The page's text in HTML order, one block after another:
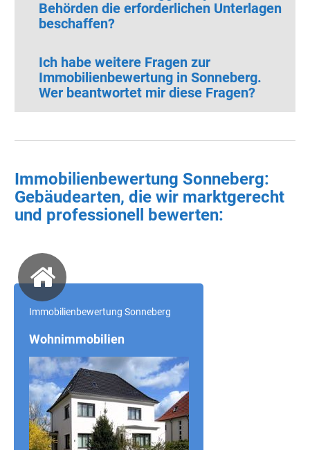
Behörden die erforderlichen Unterlagen
beschaffen?
Ich habe weitere Fragen zur
Immobilienbewertung in Sonneberg.
Wer beantwortet mir diese Fragen?
Immobilienbewertung Sonneberg:
Gebäudearten, die wir marktgerecht
und professionell bewerten:
Immobilienbewertung Sonneberg
Wohnimmobilien